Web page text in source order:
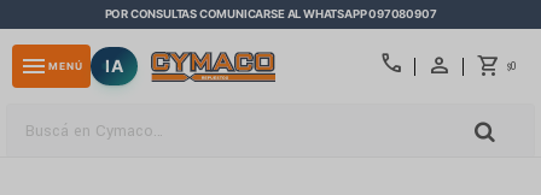
POR CONSULTAS COMUNICARSE AL WHATSAPP 097080907
call $0
menu MENÚ IA
close